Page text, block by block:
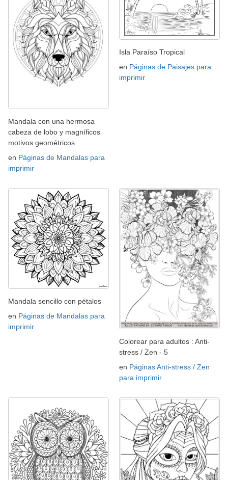
Mandala con una hermosa
cabeza de lobo y magníficos
motivos geométricos
en Páginas de Mandalas para
imprimir
Isla Paraíso Tropical
en Páginas de Paisajes para
imprimir
Mandala sencillo con pétalos
en Páginas de Mandalas para
imprimir
Colorear para adultos : Anti-
stress / Zen - 5
en Páginas Anti-stress / Zen
para imprimir